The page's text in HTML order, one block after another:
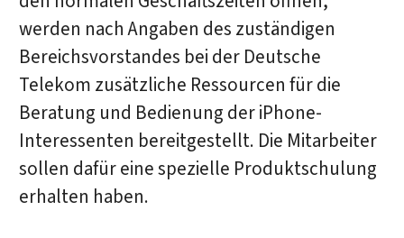
werden nach Angaben des zuständigen
Bereichsvorstandes bei der Deutsche
Telekom zusätzliche Ressourcen für die
Beratung und Bedienung der iPhone-
Interessenten bereitgestellt. Die Mitarbeiter
sollen dafür eine spezielle Produktschulung
erhalten haben.